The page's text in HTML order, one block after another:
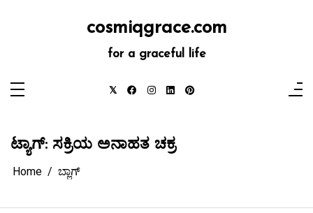
cosmiqgrace.com
for a graceful life
ಟ್ಯಾಗ್: ಸಕ್ರಿಯ ಅನಾಹತ ಚಕ್ರ
Home ಬ್ಲಾಗ್